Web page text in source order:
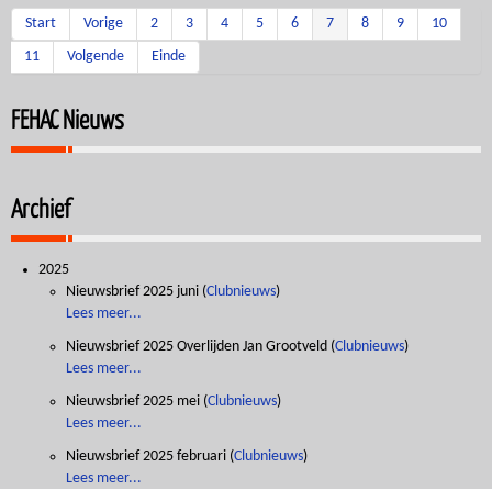
Start Vorige 2 3 4 5 6 7 8 9
10
11
Volgende Einde
FEHAC Nieuws
Archief
2025
Nieuwsbrief 2025 juni (Clubnieuws)
Lees meer...
Nieuwsbrief 2025 Overlijden Jan Grootveld (Clubnieuws)
Lees meer...
Nieuwsbrief 2025 mei (Clubnieuws)
Lees meer...
Nieuwsbrief 2025 februari (Clubnieuws)
Lees meer...